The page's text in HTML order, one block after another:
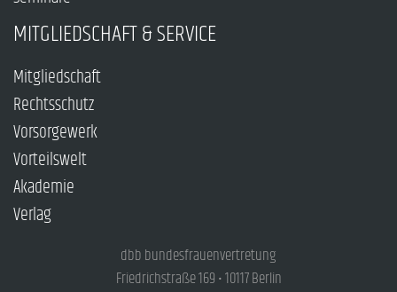
MITGLIEDSCHAFT & SERVICE
Mitgliedschaft
Rechtsschutz
Vorsorgewerk
Vorteilswelt
Akademie
Verlag
dbb bundesfrauenvertretung
Friedrichstraße 169 • 10117 Berlin